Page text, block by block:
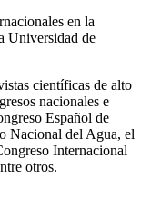
en la
Universidad de
científicas de alto
nacionales e
Español de
Nacional del Agua, el
Internacional
otros.